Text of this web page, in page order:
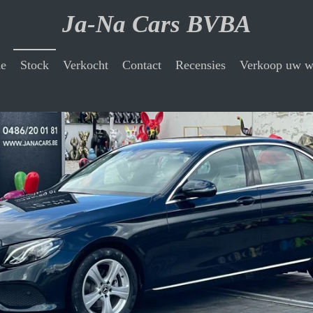
Ja-Na Cars BVBA
Stock Verkocht Contact Recensies Verkoop uw